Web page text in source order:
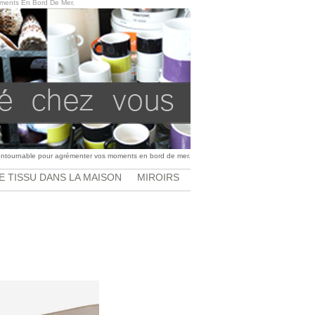
En Bord De Mer.
pour agrémenter vos moments en bord de mer.
TISSU DANS LA MAISON MIROIRS